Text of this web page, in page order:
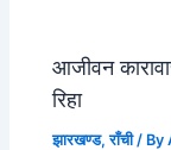
आजीवन
रिहा
झारखण्ड,राँची/ By